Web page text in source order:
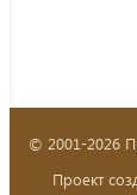
© 2001-2026
Проект